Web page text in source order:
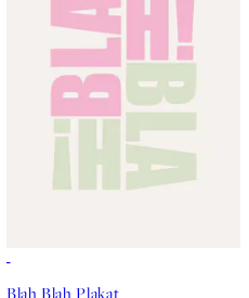
Blah Blah Plakat